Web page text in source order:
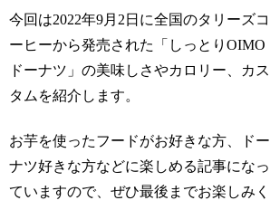
今回は2022年9月2日に全国のタリーズコ
ーヒーから発売された
「しっとりOIMO
ドーナツ」の美味しさやカロリー、カス
タムを紹介します。
お芋を使ったフードがお好きな方、ドー
ナツ好きな方などに楽しめる記事になっ
ていますので、ぜひ最後までお楽しみく